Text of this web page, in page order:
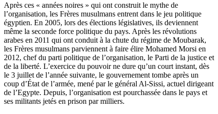
Après ces « années noires » qui ont construit le mythe de
l’organisation, les Frères musulmans entrent dans le jeu politique
égyptien. En 2005, lors des élections législatives, ils deviennent
même la seconde force politique du pays. Après les révolutions
arabes en 2011 qui ont conduit à la chute du régime de Moubarak,
les Frères musulmans parviennent à faire élire Mohamed Morsi en
2012, chef du parti politique de l’organisation, le Parti de la justice et
de la liberté. L’exercice du pouvoir ne dure qu’un court instant, dès
le 3 juillet de l’année suivante, le gouvernement tombe après un
coup d’État de l’armée, mené par le général Al-Sissi, actuel dirigeant
de l’Egypte. Depuis, l’organisation est pourchassée dans le pays et
ses militants jetés en prison par milliers.